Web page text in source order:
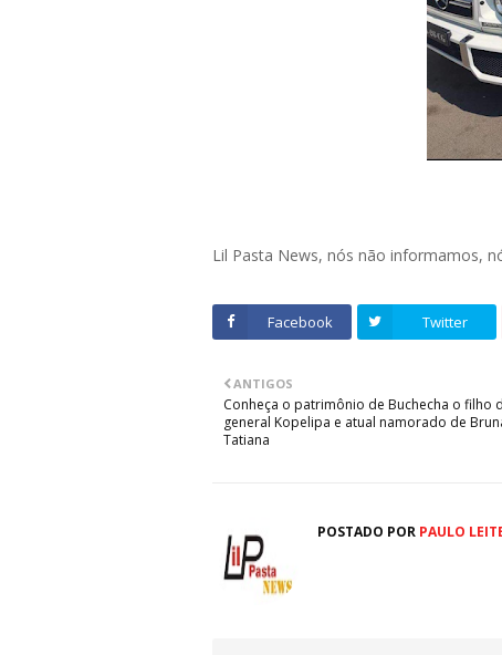
Lil Pasta News, nós não informamos,
Facebook Twitter
ANTIGOS
Conheça o patrimônio de Buchecha o filho
general Kopelipa e atual namorado de
Tatiana
POSTADO POR PAULO